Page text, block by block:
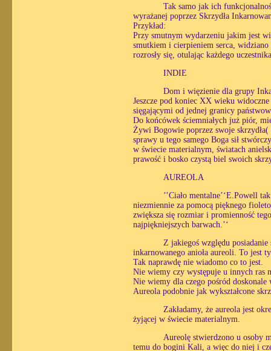
Tak samo jak ich
wyrażanej poprzez Skrzydła
Przykład:
Przy smutnym wydarzeniu jakim jest
smutkiem i cierpieniem serca,
rozrosły się, otulając każdego
INDIE
Dom i więzienie dla grupy
Jeszcze pod koniec XX wieku
sięgającymi od jednej granicy
Do końcówek ściemniałych już piór,
Żywi Bogowie poprzez swoje
sprawy u tego samego Boga sił
w świecie materialnym, światach
prawość i bosko czystą biel swoich
AUREOLA
’’Ciało mentalne’‘E.Powell
niezmiennie za pomocą pięknego
zwiększa się rozmiar i promienność
najpiękniejszych barwach.’‘
Z jakiegoś względu posiadanie
inkarnowanego anioła aureoli. To jest
Tak naprawdę nie wiadomo co to jest.
Nie wiemy czy występuje u innych ras
Nie wiemy dla czego pośród doskonale
Aureola podobnie jak wykształcone
Zakładamy, że aureola jest
żyjącej w świecie materialnym.
Aureolę stwierdzono u osoby
temu do bogini Kali, a więc do niej i